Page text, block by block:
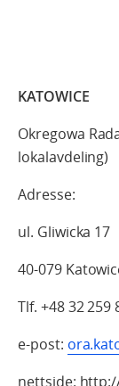
Okregowa
Adresse:
ul. Gliwicka 17
40-079
Tlf. +48
e-post:
nettside: